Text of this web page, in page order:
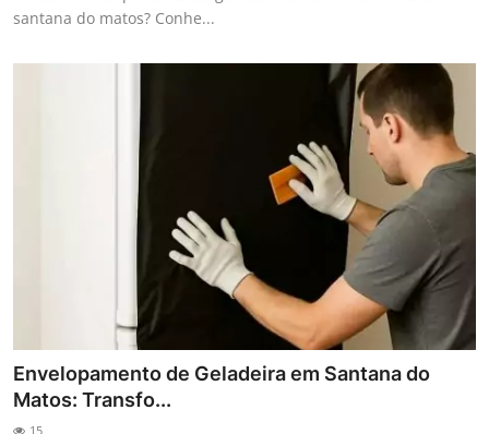
santana do matos? Conhe...
Envelopamento de Geladeira em Santana do
Matos: Transfo...
15